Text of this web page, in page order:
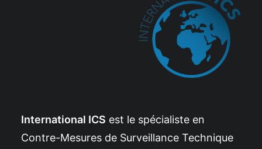
International ICS est le spécialiste en
Contre-Mesures de Surveillance Technique